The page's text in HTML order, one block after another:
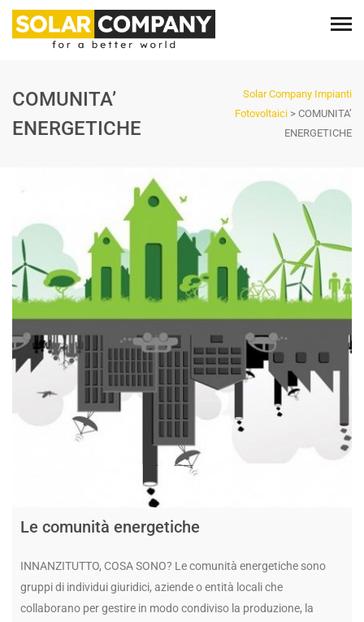
COMUNITA’
ENERGETICHE
Solar Company Impianti
Fotovoltaici > COMUNITA’
ENERGETICHE
Le comunità energetiche
INNANZITUTTO, COSA SONO? Le comunità energetiche sono
gruppi di individui giuridici, aziende o entità locali che
collaborano per gestire in modo condiviso la produzione, la